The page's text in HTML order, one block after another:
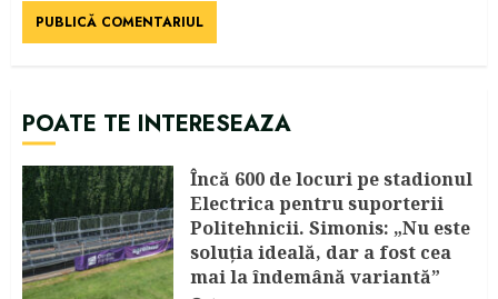
POATE TE INTERESEAZA
Încă 600 de locuri pe stadionul
Electrica pentru suporterii
Politehnicii. Simonis: „Nu este
soluția ideală, dar a fost cea
mai la îndemână variantă”